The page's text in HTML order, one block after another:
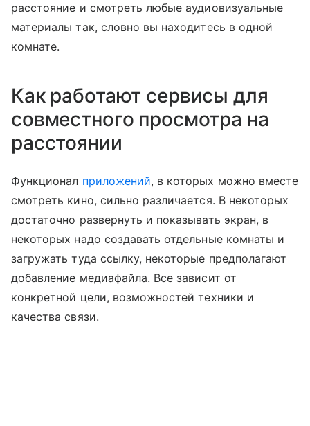
расстояние и смотреть любые аудиовизуальные
материалы так, словно вы находитесь в одной
комнате.
Как работают сервисы для
совместного просмотра на
расстоянии
Функционал приложений, в которых можно вместе
смотреть кино, сильно различается. В некоторых
достаточно развернуть и показывать экран, в
некоторых надо создавать отдельные комнаты и
загружать туда ссылку, некоторые предполагают
добавление медиафайла. Все зависит от
конкретной цели, возможностей техники и
качества связи.